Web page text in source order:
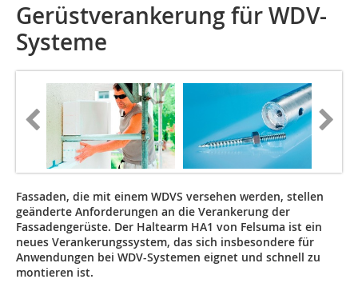
Gerüstverankerung für WDV-
Systeme
Fassaden, die mit einem WDVS versehen werden, stellen
geänderte Anforderungen an die Verankerung der
Fassadengerüste. Der Haltearm HA1 von Felsuma ist ein
neues Verankerungssystem, das sich insbesondere für
Anwendungen bei WDV-Systemen eignet und schnell zu
montieren ist.